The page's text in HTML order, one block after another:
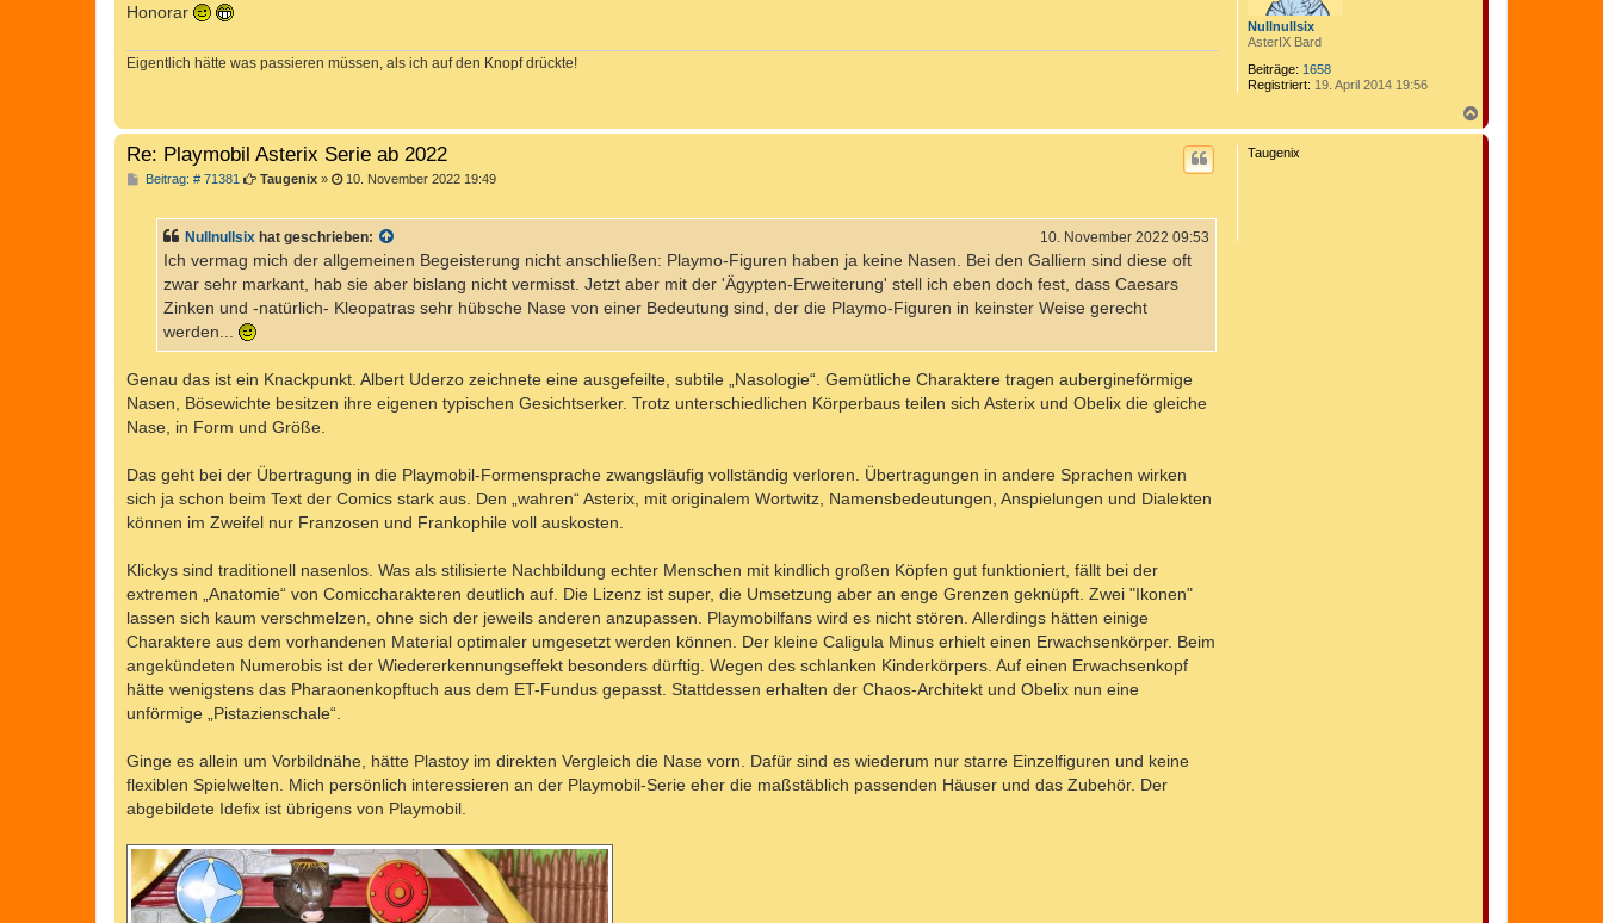
Nullnullsix
AsterIX Bard
Beiträge: 1658
Registriert: 19. April 2014 19:56
Honorar
Eigentlich hätte was passieren müssen, als ich auf den Knopf drückte!
a
c
Taugenix
Re: Playmobil Asterix Serie ab 2022
Beitrag: # 71381 B
r
a
g
Taugenix» 10. November 2022 19:49
Nullnullsix hat geschrieben: 10. November 2022 09:53
Ich vermag mich der allgemeinen Begeisterung nicht anschließen: Playmo-Figuren haben ja keine Nasen. Bei den Galliern sind diese oft
zwar sehr markant, hab sie aber bislang nicht vermisst. Jetzt aber mit der 'Ägypten-Erweiterung' stell ich eben doch fest, dass Caesars
Zinken und -natürlich- Kleopatras sehr hübsche Nase von einer Bedeutung sind, der die Playmo-Figuren in keinster Weise gerecht
werden...
Genau das ist ein Knackpunkt. Albert Uderzo zeichnete eine ausgefeilte, subtile „Nasologie“. Gemütliche Charaktere tragen aubergineförmige
Nasen, Bösewichte besitzen ihre eigenen typischen Gesichtserker. Trotz unterschiedlichen Körperbaus teilen sich Asterix und Obelix die gleiche
Nase, in Form und Größe.
Das geht bei der Übertragung in die Playmobil-Formensprache zwangsläufig vollständig verloren. Übertragungen in andere Sprachen wirken
sich ja schon beim Text der Comics stark aus. Den „wahren“ Asterix, mit originalem Wortwitz, Namensbedeutungen, Anspielungen und Dialekten
können im Zweifel nur Franzosen und Frankophile voll auskosten.
Klickys sind traditionell nasenlos. Was als stilisierte Nachbildung echter Menschen mit kindlich großen Köpfen gut funktioniert, fällt bei der
extremen „Anatomie“ von Comiccharakteren deutlich auf. Die Lizenz ist super, die Umsetzung aber an enge Grenzen geknüpft. Zwei "Ikonen"
lassen sich kaum verschmelzen, ohne sich der jeweils anderen anzupassen. Playmobilfans wird es nicht stören. Allerdings hätten einige
Charaktere aus dem vorhandenen Material optimaler umgesetzt werden können. Der kleine Caligula Minus erhielt einen Erwachsenkörper. Beim
angekündeten Numerobis ist der Wiedererkennungseffekt besonders dürftig. Wegen des schlanken Kinderkörpers. Auf einen Erwachsenkopf
hätte wenigstens das Pharaonenkopftuch aus dem ET-Fundus gepasst. Stattdessen erhalten der Chaos-Architekt und Obelix nun eine
unförmige „Pistazienschale“.
Ginge es allein um Vorbildnähe, hätte Plastoy im direkten Vergleich die Nase vorn. Dafür sind es wiederum nur starre Einzelfiguren und keine
flexiblen Spielwelten. Mich persönlich interessieren an der Playmobil-Serie eher die maßstäblich passenden Häuser und das Zubehör. Der
abgebildete Idefix ist übrigens von Playmobil.